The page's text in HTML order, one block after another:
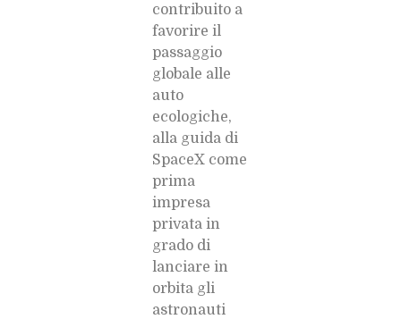
contribuito a
favorire il
passaggio
globale alle
auto
ecologiche,
alla guida di
SpaceX come
prima
impresa
privata in
grado di
lanciare in
orbita gli
astronauti